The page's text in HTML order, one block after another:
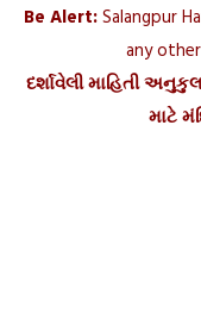
Be Alert:Salangpur
any
દર્શાવેલી માહિતી
માટે